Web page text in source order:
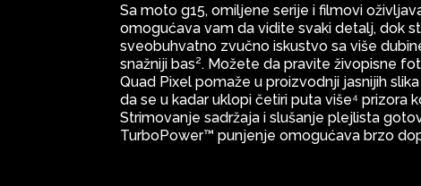
Sa moto g15, omiljene serije i filmovi
omogućava vam da vidite svaki detalj, dok
sveobuhvatno zvučno iskustvo sa više
snažniji bas². Možete da pravite živopisne
Quad Pixel pomaže u proizvodnji jasnijih
da se u kadar uklopi četiri puta više⁴ prizora
Strimovanje sadržaja i slušanje plejlista
TurboPower™ punjenje omogućava brzo